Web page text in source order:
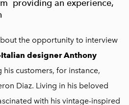
providing an experience,
the opportunity to interview
designer Anthony
his customers, for instance,
Diaz. Living in his beloved
with his vintage-inspired